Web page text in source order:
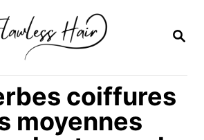
R
H
E
R
coiffures
moyennes